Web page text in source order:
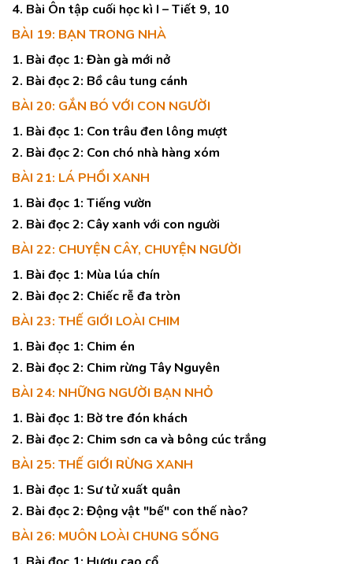
4. Bài Ôn tập cuối học kì I – Tiết 9, 10
BÀI 19: BẠN TRONG NHÀ
1. Bài đọc 1: Đàn gà mới nở
2. Bài đọc 2: Bồ câu tung cánh
BÀI 20: GẮN BÓ VỚI CON NGƯỜI
1. Bài đọc 1: Con trâu đen lông mượt
2. Bài đọc 2: Con chó nhà hàng xóm
BÀI 21: LÁ PHỔI XANH
1. Bài đọc 1: Tiếng vườn
2. Bài đọc 2: Cây xanh với con người
BÀI 22: CHUYỆN CÂY, CHUYỆN NGƯỜI
1. Bài đọc 1: Mùa lúa chín
2. Bài đọc 2: Chiếc rễ đa tròn
BÀI 23: THẾ GIỚI LOÀI CHIM
1. Bài đọc 1: Chim én
2. Bài đọc 2: Chim rừng Tây Nguyên
BÀI 24: NHỮNG NGƯỜI BẠN NHỎ
1. Bài đọc 1: Bờ tre đón khách
2. Bài đọc 2: Chim sơn ca và bông cúc trắng
BÀI 25: THẾ GIỚI RỪNG XANH
1. Bài đọc 1: Sư tử xuất quân
2. Bài đọc 2: Động vật "bế" con thế nào?
BÀI 26: MUÔN LOÀI CHUNG SỐNG